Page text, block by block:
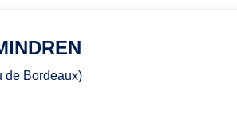
de Bordeaux)